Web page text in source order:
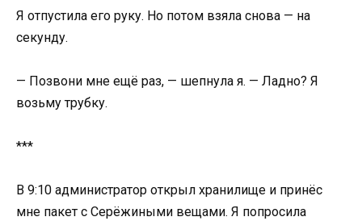
Я отпустила его руку. Но потом взяла снова — на
секунду.
— Позвони мне ещё раз, — шепнула я. — Ладно? Я
возьму трубку.
***
В 9:10 администратор открыл хранилище и принёс
мне пакет с Серёжиными вещами. Я попросила